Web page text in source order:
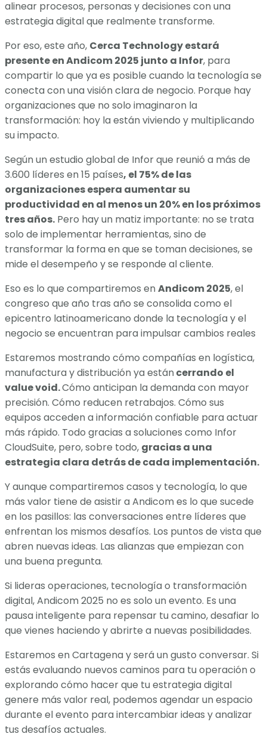
alinear procesos, personas y decisiones con una
estrategia digital que realmente transforme.
Por eso, este año, Cerca Technology estará
presente en Andicom 2025 junto a Infor, para
compartir lo que ya es posible cuando la tecnología se
conecta con una visión clara de negocio. Porque hay
organizaciones que no solo imaginaron la
transformación: hoy la están viviendo y multiplicando
su impacto.
Según un estudio global de Infor que reunió a más de
3.600 líderes en 15 países, el 75% de las
organizaciones espera aumentar su
productividad en al menos un 20% en los próximos
tres años. Pero hay un matiz importante: no se trata
solo de implementar herramientas, sino de
transformar la forma en que se toman decisiones, se
mide el desempeño y se responde al cliente.
Eso es lo que compartiremos enAndicom 2025, el
congreso que año tras año se consolida como el
epicentro latinoamericano donde la tecnología y el
negocio se encuentran para impulsar cambios reales
Estaremos mostrando cómo compañías en logística,
manufactura y distribución ya estáncerrando el
value void.Cómo anticipan la demanda con mayor
precisión. Cómo reducen retrabajos. Cómo sus
equipos acceden a información confiable para actuar
más rápido. Todo gracias a soluciones como Infor
CloudSuite, pero, sobre todo, gracias a una
estrategia clara detrás de cada implementación.
Y aunque compartiremos casos y tecnología, lo que
más valor tiene de asistir a Andicom es lo que sucede
en los pasillos: las conversaciones entre líderes que
enfrentan los mismos desafíos. Los puntos de vista que
abren nuevas ideas. Las alianzas que empiezan con
una buena pregunta.
Si lideras operaciones, tecnología o transformación
digital, Andicom 2025 no es solo un evento. Es una
pausa inteligente para repensar tu camino, desafiar lo
que vienes haciendo y abrirte a nuevas posibilidades.
Estaremos en Cartagena y será un gusto conversar. Si
estás evaluando nuevos caminos para tu operación o
explorando cómo hacer que tu estrategia digital
genere más valor real, podemos agendar un espacio
durante el evento para intercambiar ideas y analizar
tus desafíos actuales.